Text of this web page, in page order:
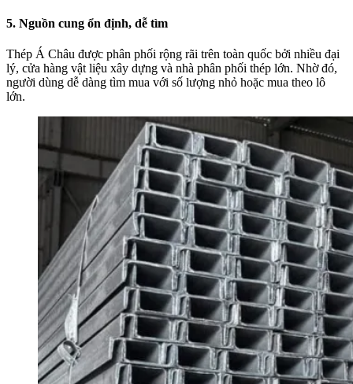
5. Nguồn cung ổn định, dễ tìm
Thép Á Châu được phân phối rộng rãi trên toàn quốc bởi nhiều đại
lý, cửa hàng vật liệu xây dựng và nhà phân phối thép lớn. Nhờ đó,
người dùng dễ dàng tìm mua với số lượng nhỏ hoặc mua theo lô
lớn.